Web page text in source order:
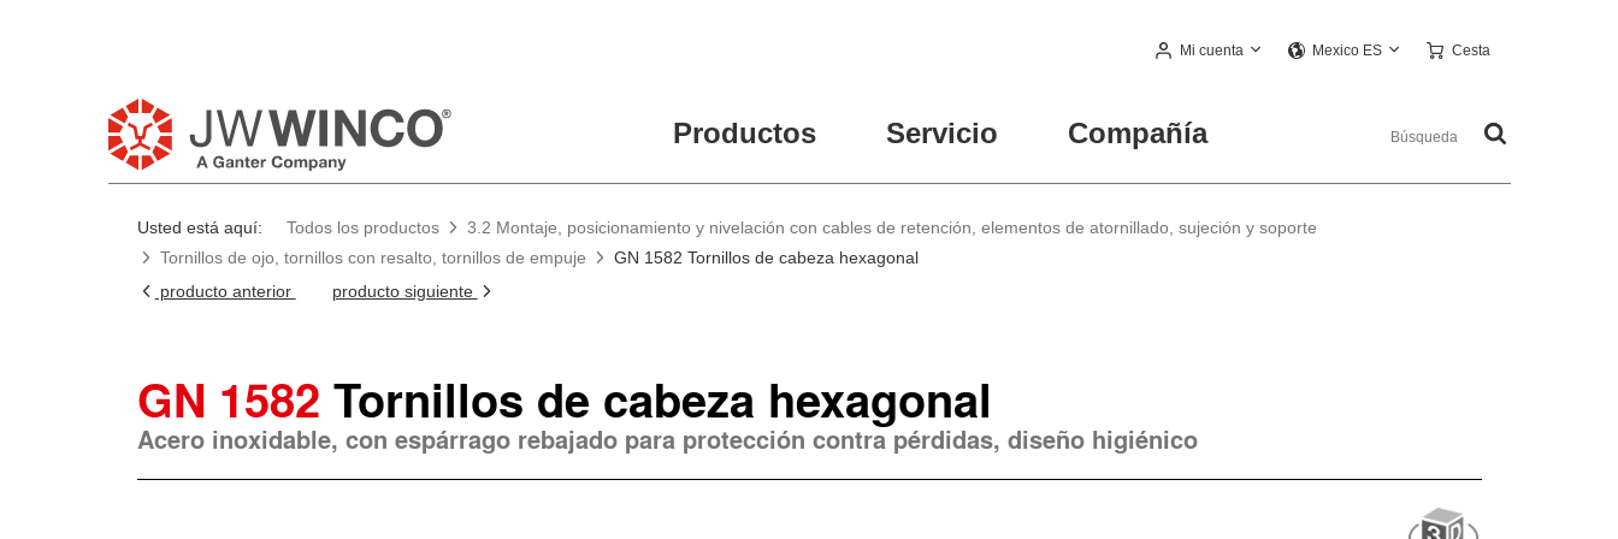
Mi cuenta Mexico ES Cesta
Productos Servicio Compañía
Usted está aquí: Todos los productos
3.2 Montaje, posicionamiento y nivelación con cables de retención, elementos de atornillado, sujeción y soporte
Tornillos de ojo, tornillos con resalto, tornillos de empuje
GN 1582 Tornillos de cabeza hexagonal
producto anterior
producto siguiente
GN 1582 Tornillos de cabeza hexagonal
Acero inoxidable, con espárrago rebajado para protección contra pérdidas, diseño higiénico